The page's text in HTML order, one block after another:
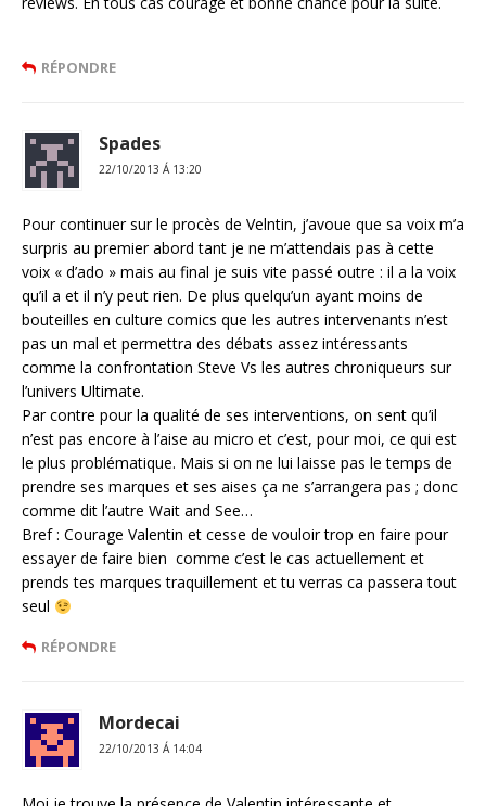
RÉPONDRE
Spades
22/10/2013 Á 13:20
Pour continuer sur le procès de Velntin, j’avoue que sa voix m’a
surpris au premier abord tant je ne m’attendais pas à cette
voix « d’ado » mais au final je suis vite passé outre : il a la voix
qu’il a et il n’y peut rien. De plus quelqu’un ayant moins de
bouteilles en culture comics que les autres intervenants n’est
pas un mal et permettra des débats assez intéressants
comme la confrontation Steve Vs les autres chroniqueurs sur
l’univers Ultimate.
Par contre pour la qualité de ses interventions, on sent qu’il
n’est pas encore à l’aise au micro et c’est, pour moi, ce qui est
le plus problématique. Mais si on ne lui laisse pas le temps de
prendre ses marques et ses aises ça ne s’arrangera pas ; donc
comme dit l’autre Wait and See…
Bref : Courage Valentin et cesse de vouloir trop en faire pour
essayer de faire bien comme c’est le cas actuellement et
prends tes marques traquillement et tu verras ca passera tout
seul
RÉPONDRE
Mordecai
22/10/2013 Á 14:04